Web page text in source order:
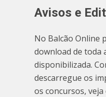
Avisos e
No Balcão Online
download de toda
disponibilizada.
descarregue os
os concursos,